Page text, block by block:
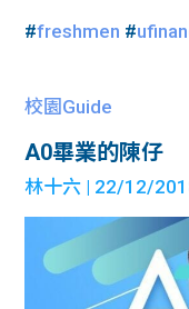
#freshmen #
校園Guide
A0畢業的陳仔
林十六 | 22/12/